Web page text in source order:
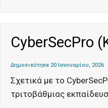
CyberSecPro
Δημοσιεύτηκε 20 Ιανουαρίου, 2026
Σχετικά με το
τριτοβάθμιας